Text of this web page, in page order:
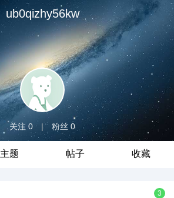
ub0qizhy56kw
关注 0 | 粉丝 0
主题 帖子 收藏
3